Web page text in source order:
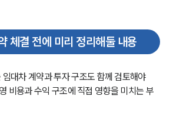
체결 전에 미리 정리해둘 내용
대차 계약과 투자 구조도 함께 검토해야
비용과 수익 구조에 직접 영향을 미치는 부